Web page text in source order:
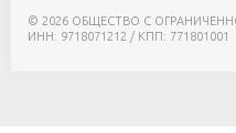
© 2026 ОБЩЕСТВО С
ИНН: 9718071212 / КПП: 771801001